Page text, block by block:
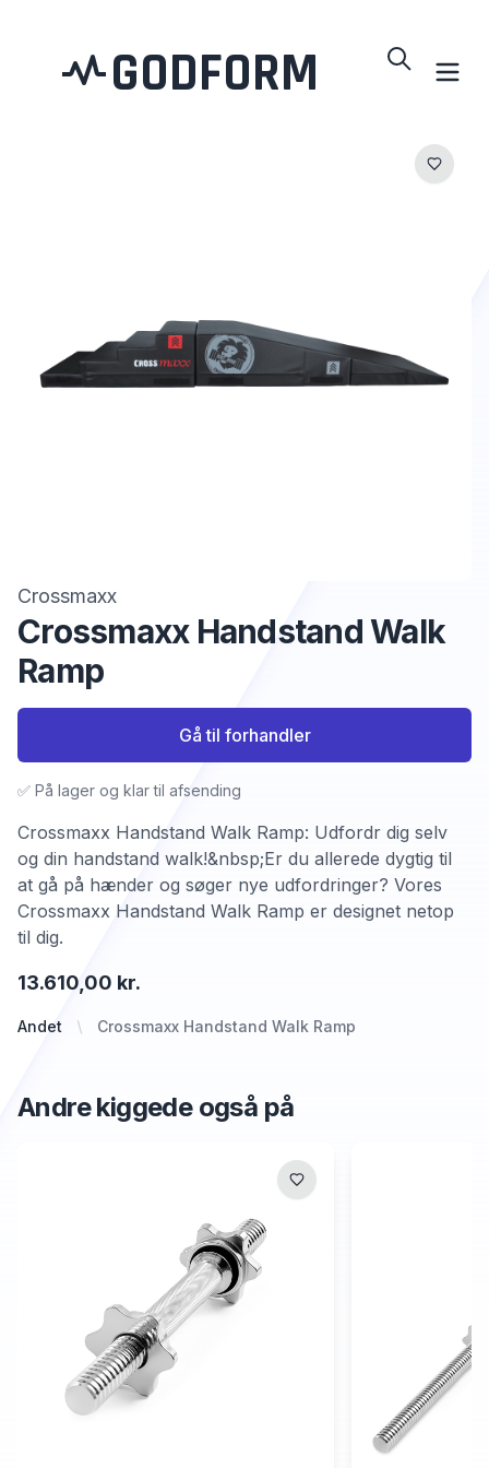
GODFORM
Crossmaxx
Crossmaxx Handstand Walk
Ramp
Andet Crossmaxx Handstand Walk Ramp
13.610,00 kr.
Crossmaxx Handstand Walk Ramp: Udfordr dig selv
og din handstand walk!&nbsp;Er du allerede dygtig til
at gå på hænder og søger nye udfordringer? Vores
Crossmaxx Handstand Walk Ramp er designet netop
til dig.
✅ På lager og klar til afsending
Gå til forhandler
Andre kiggede også på